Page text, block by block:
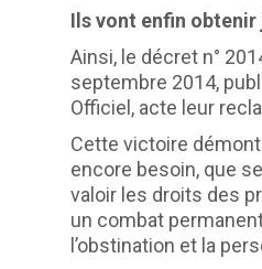
Ils vont enfin obtenir
Ainsi, le décret n°
septembre 2014,
Officiel, acte leur
Cette victoire
encore besoin, que
valoir les droits des
un combat
l’obstination et la